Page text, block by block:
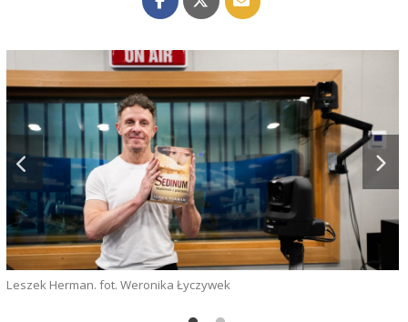
Leszek Herman. fot. Weronika Łyczywek